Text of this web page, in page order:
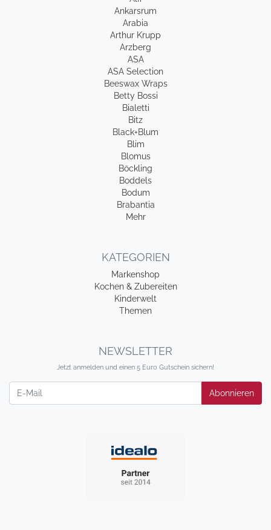
Ankarsrum
Arabia
Arthur Krupp
Arzberg
ASA
ASA Selection
Beeswax Wraps
Betty Bossi
Bialetti
Bitz
Black+Blum
Blim
Blomus
Böckling
Boddels
Bodum
Brabantia
Mehr
KATEGORIEN
Markenshop
Kochen & Zubereiten
Kinderwelt
Themen
NEWSLETTER
Jetzt anmelden und einen 5 Euro Gutschein sichern!
Abonnieren